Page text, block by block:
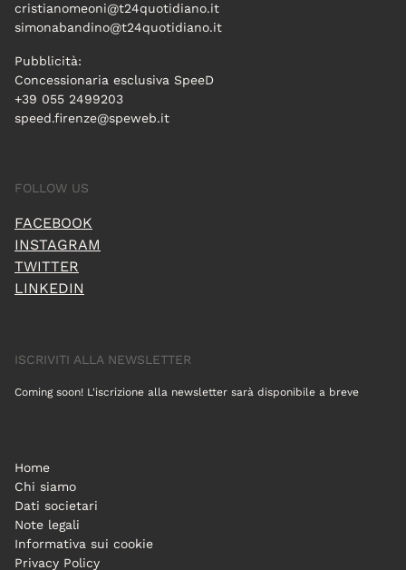
cristianomeoni@t24quotidiano.it
simonabandino@t24quotidiano.it
Pubblicità:
Concessionaria esclusiva SpeeD
+39 055 2499203
speed.firenze@speweb.it
FOLLOW US
FACEBOOK
INSTAGRAM
TWITTER
LINKEDIN
ISCRIVITI ALLA NEWSLETTER
Coming soon! L'iscrizione alla newsletter sarà disponibile a breve
Home
Chi siamo
Dati societari
Note legali
Informativa sui cookie
Privacy Policy